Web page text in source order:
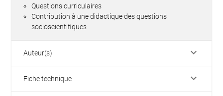
Questions curriculaires
Contribution à une didactique des questions
socioscientifiques
Auteur(s) keyboard_arrow_down
Fiche technique keyboard_arrow_down